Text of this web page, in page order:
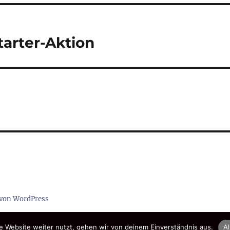
Aktion
WordPress
Website weiter nutzt, gehen wir von deinem Einverständnis aus.